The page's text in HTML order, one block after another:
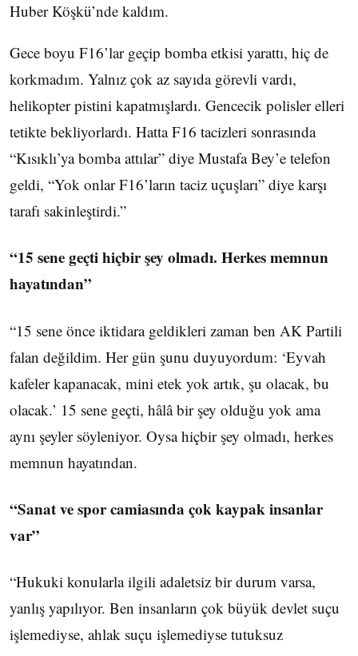
Huber Köşkü’nde kaldım.
Gece boyu F16’lar geçip bomba etkisi yarattı, hiç de
korkmadım. Yalnız çok az sayıda görevli vardı,
helikopter pistini kapatmışlardı. Gencecik polisler elleri
tetikte bekliyorlardı. Hatta F16 tacizleri sonrasında
“Kısıklı’ya bomba attılar” diye Mustafa Bey’e telefon
geldi, “Yok onlar F16’ların taciz uçuşları” diye karşı
tarafı sakinleştirdi.”
“15 sene geçti hiçbir şey olmadı. Herkes memnun
hayatından”
“15 sene önce iktidara geldikleri zaman ben AK Partili
falan değildim. Her gün şunu duyuyordum: ‘Eyvah
kafeler kapanacak, mini etek yok artık, şu olacak, bu
olacak.’ 15 sene geçti, hâlâ bir şey olduğu yok ama
aynı şeyler söyleniyor. Oysa hiçbir şey olmadı, herkes
memnun hayatından.
“Sanat ve spor camiasında çok kaypak insanlar
var”
“Hukuki konularla ilgili adaletsiz bir durum varsa,
yanlış yapılıyor. Ben insanların çok büyük devlet suçu
işlemediyse, ahlak suçu işlemediyse tutuksuz